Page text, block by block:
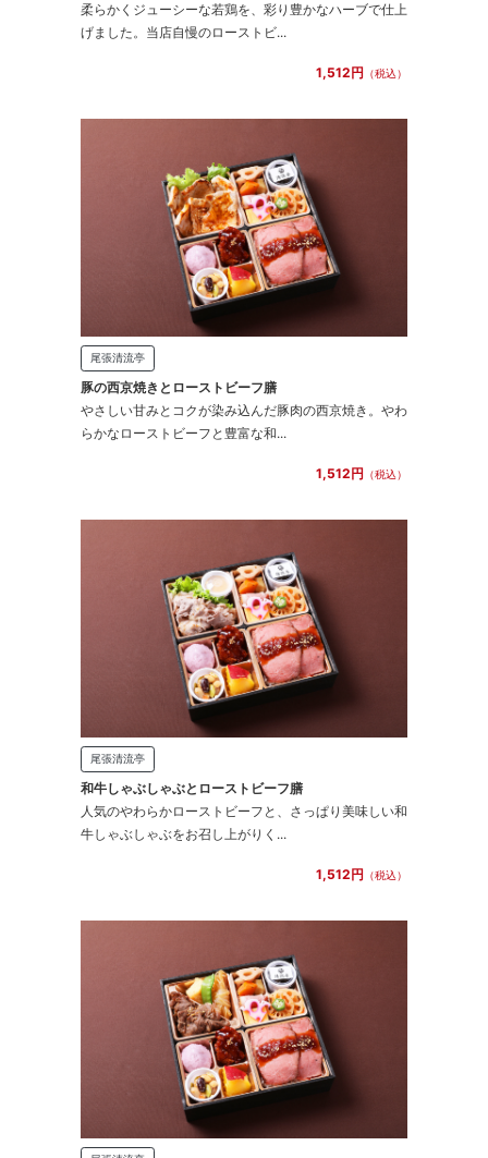
柔らかくジューシーな若鶏を、彩り豊かなハーブで仕上
げました。当店自慢のローストビ...
1,512円 （税込）
尾張清流亭
豚の西京焼きとローストビーフ膳
やさしい甘みとコクが染み込んだ豚肉の西京焼き。やわ
らかなローストビーフと豊富な和...
1,512円 （税込）
尾張清流亭
和牛しゃぶしゃぶとローストビーフ膳
人気のやわらかローストビーフと、さっぱり美味しい和
牛しゃぶしゃぶをお召し上がりく...
1,512円 （税込）